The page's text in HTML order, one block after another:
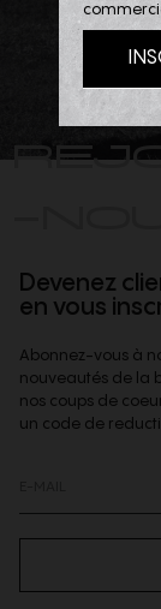
Devenez
en vous
Abonnez-vous à
nouveautés de la
nos coups de
un code de